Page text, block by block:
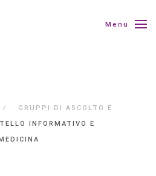
Menu
GRUPPI DI ASCOLTO E
INFORMATIVO E